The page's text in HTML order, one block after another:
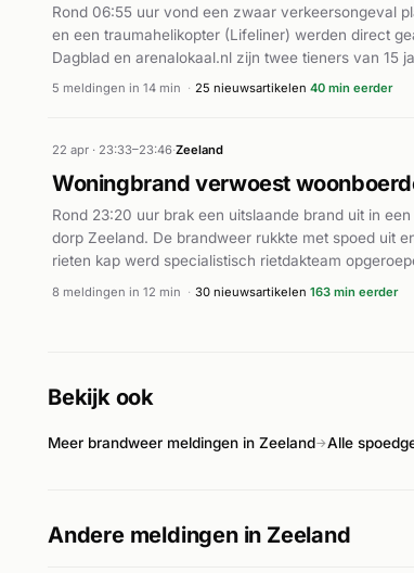
Rond 06:55 uur vond een zwaar verkeersongeval
en een traumahelikopter (Lifeliner) werden direct
Dagblad en arenalokaal.nl zijn twee tieners van 15
afkomstig uit Uden, de ander uit Veghel. De twee
5 meldingen in 14 min · 25 nieuwsartikelen 40 min eerder
22 apr · 23:33–23:46·Zeeland
Woningbrand verwoest
Rond 23:20 uur brak een uitslaande brand uit in
dorp Zeeland. De brandweer rukkte met spoed uit
rieten kap werd specialistisch rietdakteam
ambulance werd ter plaatse gestuurd. Volgens
8 meldingen in 12 min · 30 nieuwsartikelen 163 min eerder
Bekijk ook
Meer brandweer meldingen in Zeeland→Alle
Andere meldingen in Zeeland